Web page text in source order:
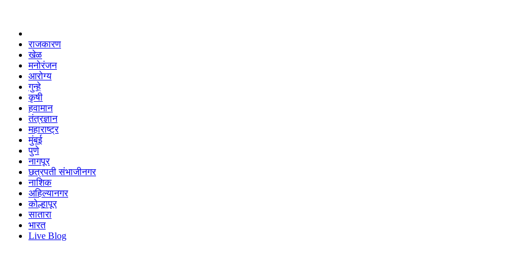
राजकारण
खेळ
मनोरंजन
आरोग्य
गुन्हे
कृषी
हवामान
तंत्रज्ञान
महाराष्ट्र
मुंबई
पुणे
नागपूर
छत्रपती संभाजीनगर
नाशिक
अहिल्यानगर
कोल्हापूर
सातारा
भारत
Live Blog